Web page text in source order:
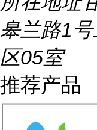
皋兰路1
区05室
推荐产品